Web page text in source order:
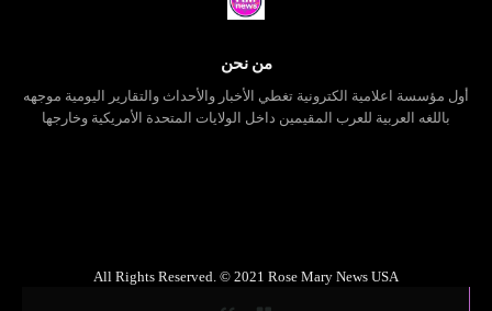
من نحن
أول مؤسسة اعلامية الكترونية تغطي الأخبار والأحداث والتقارير اليومية موجهه
باللغه العربية للعرب المقيمين داخل الولايات المتحدة الأمريكية وخارجها
All Rights Reserved. © 2021 Rose Mary News USA